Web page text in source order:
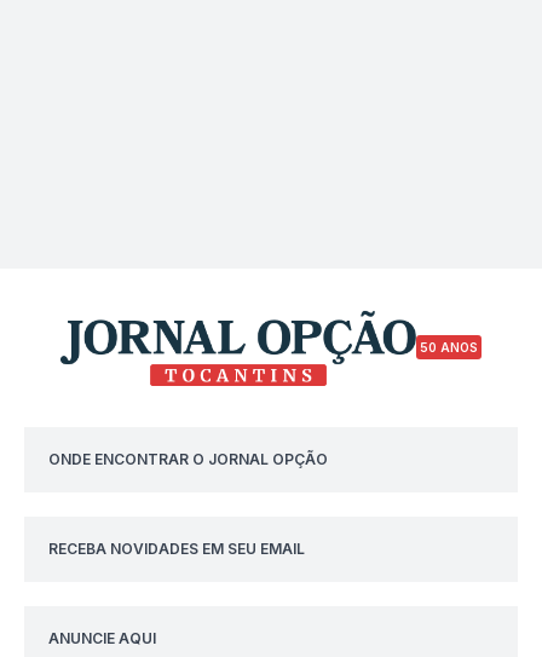
50 ANOS
ONDE ENCONTRAR O JORNAL OPÇÃO
RECEBA NOVIDADES EM SEU EMAIL
ANUNCIE AQUI